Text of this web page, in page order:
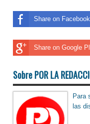
Share on Facebook
Share on Google
Sobre POR LA
Para
las